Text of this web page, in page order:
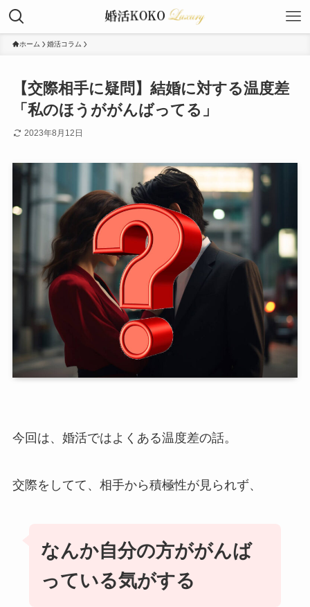
ホーム 婚活コラム
【交際相手に疑問】結婚に対する温度差
「私のほうががんばってる」
2023年8月12日
今回は、婚活ではよくある温度差の話。
交際をしてて、相手から積極性が見られず、
なんか自分の方ががんば
っている気がする